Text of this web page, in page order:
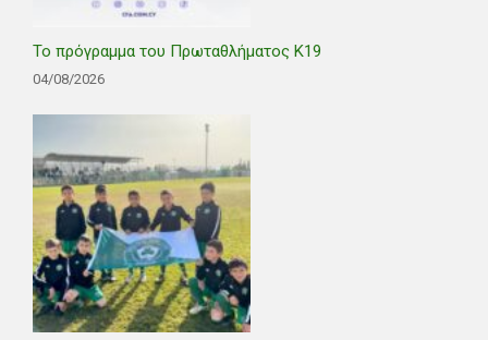
Το πρόγραμμα του Πρωταθλήματος Κ19
04/08/2026